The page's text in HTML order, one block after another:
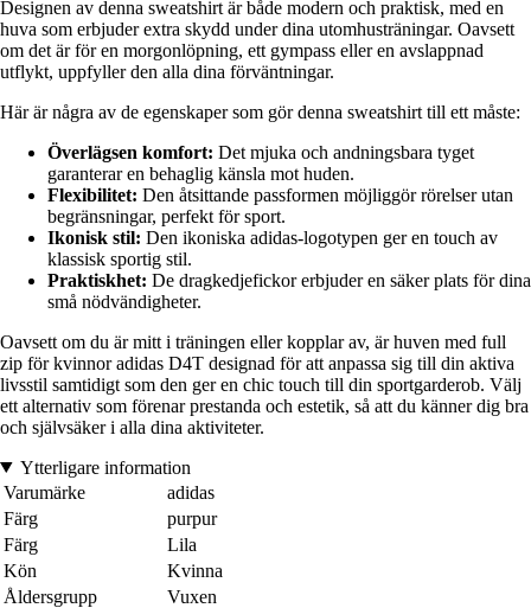
Designen av denna sweatshirt är både modern och praktisk, med en
huva som erbjuder extra skydd under dina utomhusträningar. Oavsett
om det är för en morgonlöpning, ett gympass eller en avslappnad
utflykt, uppfyller den alla dina förväntningar.
Här är några av de egenskaper som gör denna sweatshirt till ett måste:
Överlägsen komfort: Det mjuka och andningsbara tyget
garanterar en behaglig känsla mot huden.
Flexibilitet: Den åtsittande passformen möjliggör rörelser utan
begränsningar, perfekt för sport.
Ikonisk stil: Den ikoniska adidas-logotypen ger en touch av
klassisk sportig stil.
Praktiskhet: De dragkedjefickor erbjuder en säker plats för dina
små nödvändigheter.
Oavsett om du är mitt i träningen eller kopplar av, är huven med full
zip för kvinnor adidas D4T designad för att anpassa sig till din aktiva
livsstil samtidigt som den ger en chic touch till din sportgarderob. Välj
ett alternativ som förenar prestanda och estetik, så att du känner dig bra
och självsäker i alla dina aktiviteter.
Ytterligare information
Varumärke
adidas
Färg
purpur
Färg
Lila
Kön
Kvinna
Åldersgrupp
Vuxen